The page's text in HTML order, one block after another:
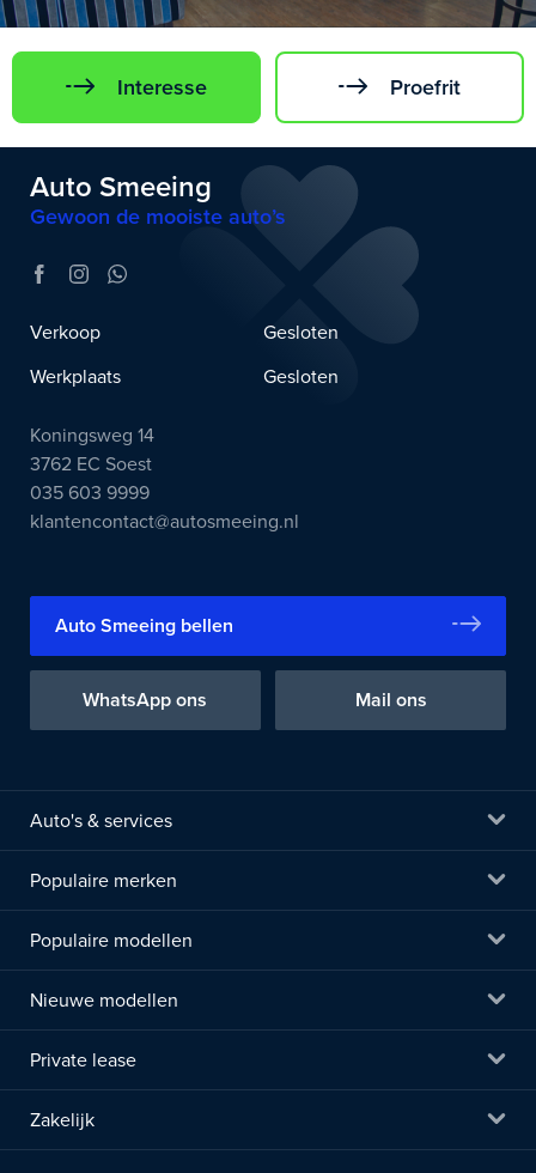
Interesse Proefrit
Auto Smeeing
Gewoon de mooiste auto’s
Verkoop
Gesloten
Werkplaats
Gesloten
Koningsweg 14
3762 EC Soest
035 603 9999
klantencontact@autosmeeing.nl
Auto Smeeing bellen
WhatsApp ons Mail ons
Auto's & services
Populaire merken
Populaire modellen
Nieuwe modellen
Private lease
Zakelijk